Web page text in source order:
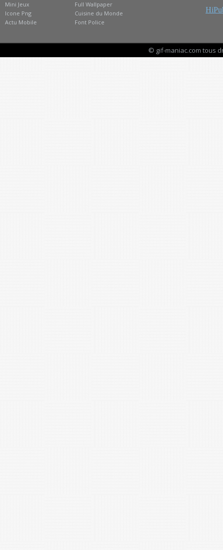
Mini Jeux
Icone Png
Actu Mobile
Full Wallpaper
Cuisine du Monde
Font Police
© gif-maniac.com tous